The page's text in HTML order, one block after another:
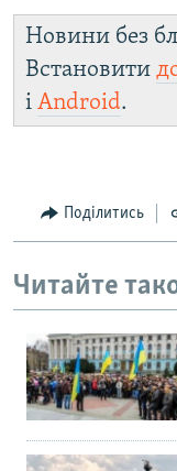
Новини без
Встановити
і Android.
Поділитись
Читайте